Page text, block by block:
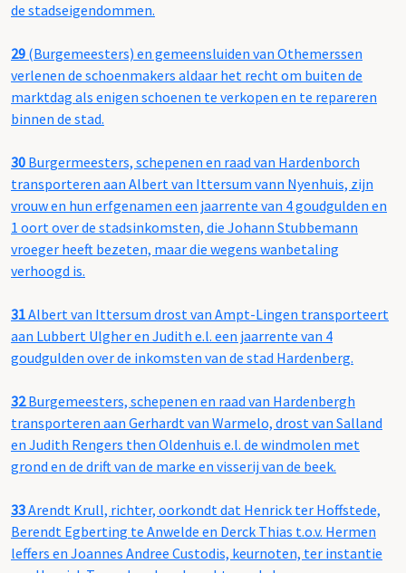
de stadseigendommen.
29 (Burgemeesters) en gemeensluiden van Othemerssen
verlenen de schoenmakers aldaar het recht om buiten de
marktdag als enigen schoenen te verkopen en te repareren
binnen de stad.
30 Burgermeesters, schepenen en raad van Hardenborch
transporteren aan Albert van Ittersum vann Nyenhuis, zijn
vrouw en hun erfgenamen een jaarrente van 4 goudgulden en
1 oort over de stadsinkomsten, die Johann Stubbemann
vroeger heeft bezeten, maar die wegens wanbetaling
verhoogd is.
31Albert van Ittersum drost van Ampt-Lingen transporteert
aan Lubbert Ulgher en Judith e.l. een jaarrente van 4
goudgulden over de inkomsten van de stad Hardenberg.
32Burgemeesters, schepenen en raad van Hardenbergh
transporteren aan Gerhardt van Warmelo, drost van Salland
en Judith Rengers then Oldenhuis e.l. de windmolen met
grond en de drift van de marke en visserij van de beek.
33Arendt Krull, richter, oorkondt dat Henrick ter Hoffstede,
Berendt Egberting te Anwelde en Derck Thias t.o.v. Hermen
leffers en Joannes Andree Custodis, keurnoten, ter instantie